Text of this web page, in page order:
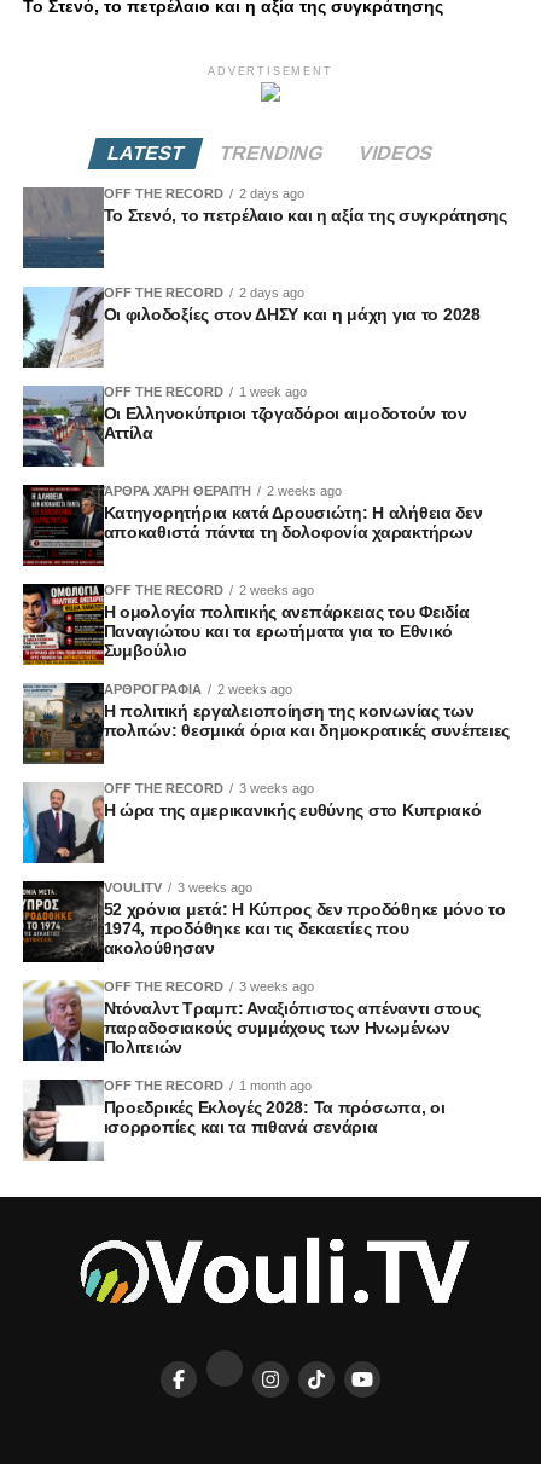
Το Στενό, το πετρέλαιο και η αξία της συγκράτησης
ADVERTISEMENT
LATEST TRENDING VIDEOS
OFF THE RECORD 2 days ago
Το Στενό, το πετρέλαιο και η αξία της συγκράτησης
OFF THE RECORD 2 days ago
Οι φιλοδοξίες στον ΔΗΣΥ και η μάχη για το 2028
OFF THE RECORD 1 week ago
Οι Ελληνοκύπριοι τζογαδόροι αιμοδοτούν τον
Αττίλα
ΆΡΘΡΑ ΧΆΡΗ ΘΕΡΑΠΉ 2 weeks ago
Κατηγορητήρια κατά Δρουσιώτη: Η αλήθεια δεν
αποκαθιστά πάντα τη δολοφονία χαρακτήρων
OFF THE RECORD 2 weeks ago
Η ομολογία πολιτικής ανεπάρκειας του Φειδία
Παναγιώτου και τα ερωτήματα για το Εθνικό
Συμβούλιο
ΑΡΘΡΟΓΡΑΦΙΑ 2 weeks ago
Η πολιτική εργαλειοποίηση της κοινωνίας των
πολιτών: θεσμικά όρια και δημοκρατικές συνέπειες
OFF THE RECORD 3 weeks ago
Η ώρα της αμερικανικής ευθύνης στο Κυπριακό
VOULITV 3 weeks ago
52 χρόνια μετά: Η Κύπρος δεν προδόθηκε μόνο το
1974, προδόθηκε και τις δεκαετίες που
ακολούθησαν
OFF THE RECORD 3 weeks ago
Ντόναλντ Τραμπ: Αναξιόπιστος απέναντι στους
παραδοσιακούς συμμάχους των Ηνωμένων
Πολιτειών
OFF THE RECORD 1 month ago
Προεδρικές Εκλογές 2028: Τα πρόσωπα, οι
ισορροπίες και τα πιθανά σενάρια